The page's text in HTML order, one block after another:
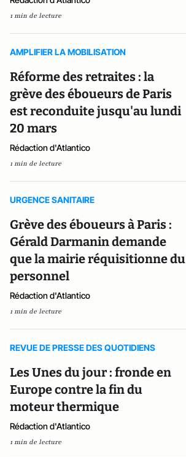
1 min de lecture
AMPLIFIER LA MOBILISATION
Réforme des retraites : la
grève des éboueurs de Paris
est reconduite jusqu'au lundi
20 mars
Rédaction d'Atlantico
1 min de lecture
URGENCE SANITAIRE
Grève des éboueurs à Paris :
Gérald Darmanin demande
que la mairie réquisitionne du
personnel
Rédaction d'Atlantico
1 min de lecture
REVUE DE PRESSE DES QUOTIDIENS
Les Unes du jour : fronde en
Europe contre la fin du
moteur thermique
Rédaction d'Atlantico
1 min de lecture